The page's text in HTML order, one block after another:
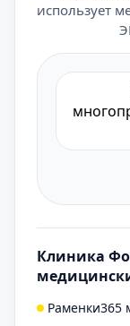
использует
Клиника
Раменки365